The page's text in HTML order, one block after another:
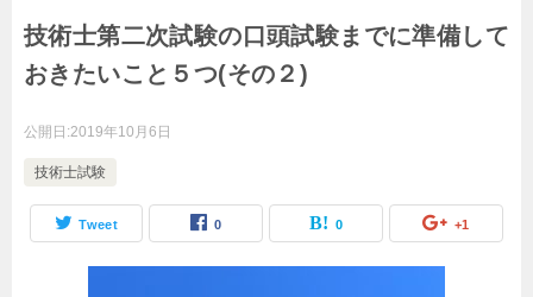
技術士第二次試験の口頭試験までに準備して
おきたいこと５つ(その２)
公開日:2019年10月6日
技術士試験
Tweet 0 0 +1